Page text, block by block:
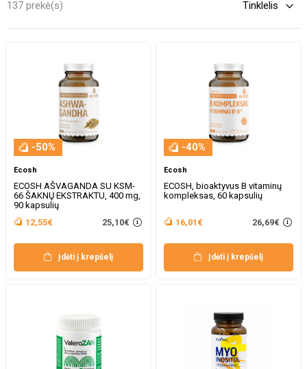
137 prekė(s)
-50%
Ecosh
ECOSH AŠVAGANDA SU KSM-
66 ŠAKNŲ EKSTRAKTU, 400 mg,
90 kapsulių
12,55€
25,10€
Įdėti į krepšelį
-40%
Ecosh
ECOSH, bioaktyvus B vitaminų
kompleksas, 60 kapsulių
16,01€ 26,69€
Įdėti į krepšelį